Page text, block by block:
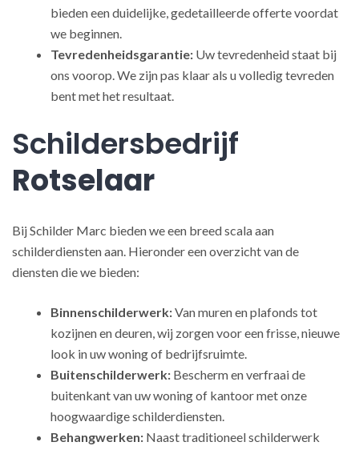
bieden een duidelijke, gedetailleerde offerte voordat
we beginnen.
Tevredenheidsgarantie: Uw tevredenheid staat bij
ons voorop. We zijn pas klaar als u volledig tevreden
bent met het resultaat.
Schildersbedrijf
Rotselaar
Bij Schilder Marc bieden we een breed scala aan
schilderdiensten aan. Hieronder een overzicht van de
diensten die we bieden:
Binnenschilderwerk:Van muren en plafonds tot
kozijnen en deuren, wij zorgen voor een frisse, nieuwe
look in uw woning of bedrijfsruimte.
Buitenschilderwerk: Bescherm en verfraai de
buitenkant van uw woning of kantoor met onze
hoogwaardige schilderdiensten.
Behangwerken: Naast traditioneel schilderwerk